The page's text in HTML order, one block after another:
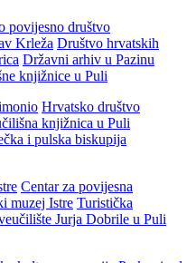
povijesno društvo
Krleža Društvo hrvatskih
Državni arhiv u Pazinu
knjižnice u Puli
Hrvatsko društvo
knjižnica u Puli
i pulska biskupija
Centar za povijesna
muzej Istre Turistička
Jurja Dobrile u Puli